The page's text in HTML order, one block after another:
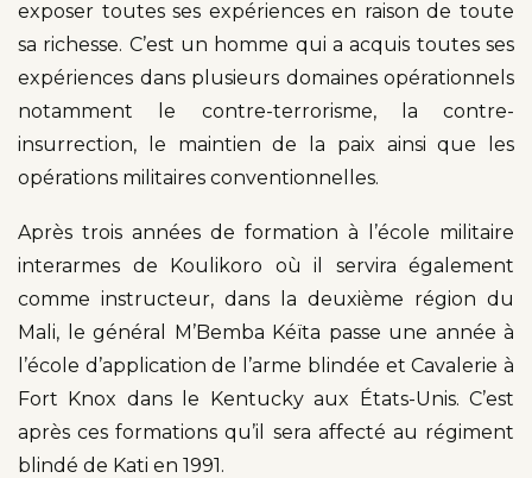
exposer toutes ses expériences en raison de toute
sa richesse. C’est un homme qui a acquis toutes ses
expériences dans plusieurs domaines opérationnels
notamment le contre-terrorisme, la contre-
insurrection, le maintien de la paix ainsi que les
opérations militaires conventionnelles.
Après trois années de formation à l’école militaire
interarmes de Koulikoro où il servira également
comme instructeur, dans la deuxième région du
Mali, le général M’Bemba Kéïta passe une année à
l’école d’application de l’arme blindée et Cavalerie à
Fort Knox dans le Kentucky aux États-Unis. C’est
après ces formations qu’il sera affecté au régiment
blindé de Kati en 1991.